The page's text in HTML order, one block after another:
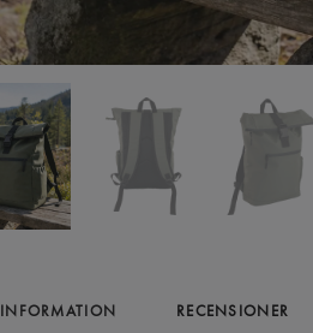
INFORMATION RECENSIONER